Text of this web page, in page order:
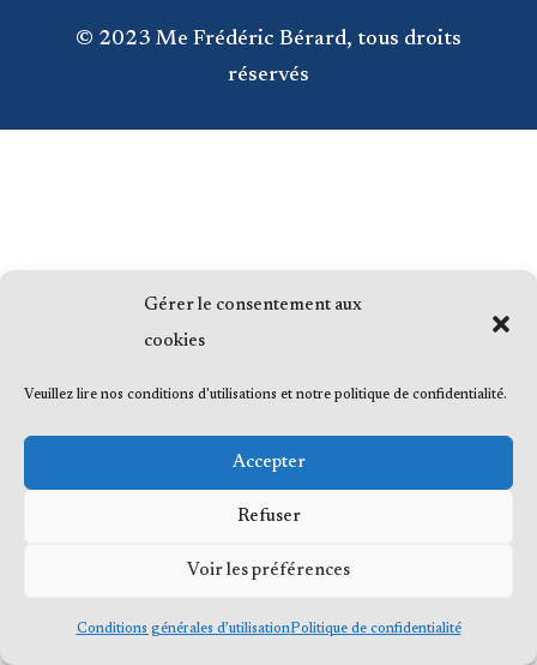
Gérer le consentement aux
cookies
Veuillez lire nos conditions d'utilisations et notre politique de confidentialité.
Accepter
Refuser
Voir les préférences
Conditions générales d’utilisationPolitique de confidentialité
© 2023 Me Frédéric Bérard, tous droits
réservés